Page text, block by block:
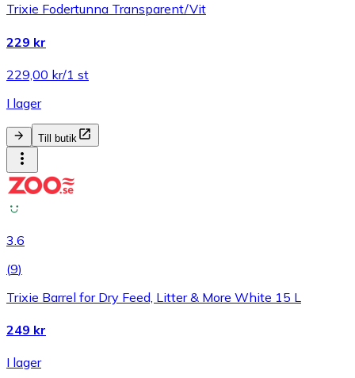
Trixie Fodertunna Transparent/Vit
229 kr
229,00 kr/1 st
I lager
Till butik
3.6
(9)
Trixie Barrel for Dry Feed, Litter & More White 15 L
249 kr
I lager